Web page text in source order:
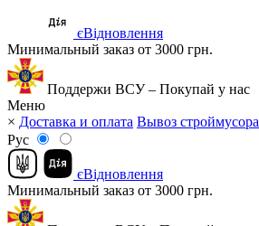
єВідновлення
Минимальный заказ от 3000 грн.
Поддержи ВСУ – Покупай у нас
Меню
× Доставка и оплата Вывоз строймусора
Рус
єВідновлення
Минимальный заказ от 3000 грн.